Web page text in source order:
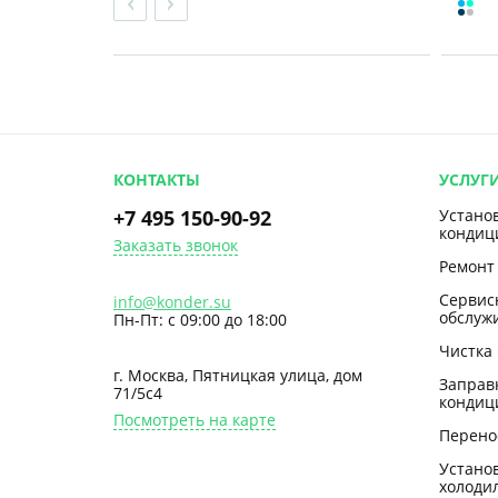
КОНТАКТЫ
+7 495 150-90-92
Заказать звонок
info@konder.su
Пн-Пт: с 09:00 до 18:00
г. Москва, Пятницкая улица, дом
71/5с4
Посмотреть на карте